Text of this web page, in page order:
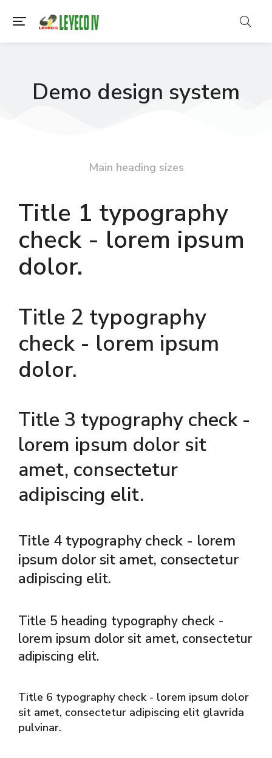
Demo design system
Main heading sizes
Title 1 typography
check - lorem ipsum
dolor.
Title 2 typography
check - lorem ipsum
dolor.
Title 3 typography check -
lorem ipsum dolor sit
amet, consectetur
adipiscing elit.
Title 4 typography check - lorem
ipsum dolor sit amet, consectetur
adipiscing elit.
Title 5 heading typography check -
lorem ipsum dolor sit amet, consectetur
adipiscing elit.
Title 6 typography check - lorem ipsum dolor
sit amet, consectetur adipiscing elit glavrida
pulvinar.